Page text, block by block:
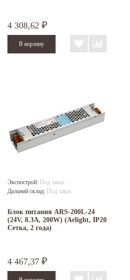
4 308,62 ₽
Экспострой: Под заказ
Дальний склад: Под заказ
Блок питания ARS-200L-24
(24V, 8.3A, 200W) (Arlight, IP20
Сетка, 2 года)
4 467,37 ₽